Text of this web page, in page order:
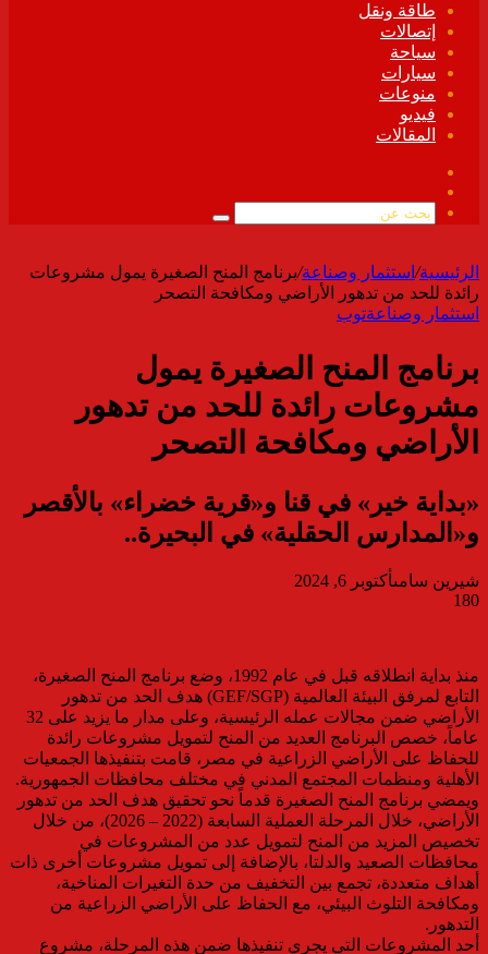
طاقة ونقل
إتصالات
سياحة
سيارات
منوعات
فيديو
المقالات
الموقع
بحث
الرئيسية/ استثمار وصناعة/برنامج المنح الصغيرة يمول مشروعات
رائدة للحد من تدهور الأراضي ومكافحة التصحر
استثمار وصناعةتوب
برنامج المنح الصغيرة يمول
مشروعات رائدة للحد من تدهور
الأراضي ومكافحة التصحر
«بداية خير» في قنا و«قرية خضراء» بالأقصر
و«المدارس الحقلية» في البحيرة..
شيرين سامىأكتوبر 6, 2024
180
منذ بداية انطلاقه قبل في عام 1992، وضع برنامج المنح الصغيرة،
التابع لمرفق البيئة العالمية (GEF/SGP) هدف الحد من تدهور
الأراضي ضمن مجالات عمله الرئيسية، وعلى مدار ما يزيد على 32
عاماً، خصص البرنامج العديد من المنح لتمويل مشروعات رائدة
للحفاظ على الأراضي الزراعية في مصر، قامت بتنفيذها الجمعيات
الأهلية ومنظمات المجتمع المدني في مختلف محافظات الجمهورية.
ويمضي برنامج المنح الصغيرة قدماً نحو تحقيق هدف الحد من تدهور
الأراضي، خلال المرحلة العملية السابعة (2022 – 2026)، من خلال
تخصيص المزيد من المنح لتمويل عدد من المشروعات في
محافظات الصعيد والدلتا، بالإضافة إلى تمويل مشروعات أخرى ذات
أهداف متعددة، تجمع بين التخفيف من حدة التغيرات المناخية،
ومكافحة التلوث البيئي، مع الحفاظ على الأراضي الزراعية من
التدهور.
أحد المشروعات التي يجري تنفيذها ضمن هذه المرحلة، مشروع